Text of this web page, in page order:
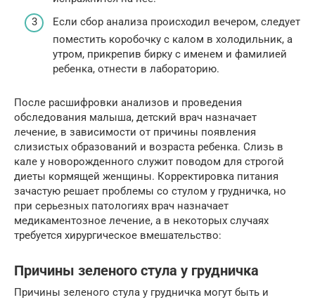
Если сбор анализа происходил вечером, следует
поместить коробочку с калом в холодильник, а
утром, прикрепив бирку с именем и фамилией
ребенка, отнести в лабораторию.
После расшифровки анализов и проведения
обследования малыша, детский врач назначает
лечение, в зависимости от причины появления
слизистых образований и возраста ребенка. Слизь в
кале у новорожденного служит поводом для строгой
диеты кормящей женщины. Корректировка питания
зачастую решает проблемы со стулом у грудничка, но
при серьезных патологиях врач назначает
медикаментозное лечение, а в некоторых случаях
требуется хирургическое вмешательство:
Причины зеленого стула у грудничка
Причины зеленого стула у грудничка могут быть и